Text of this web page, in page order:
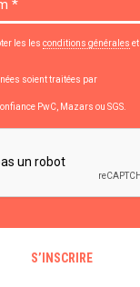
les les conditions générales
soient traitées par
PwC, Mazars ou SGS.